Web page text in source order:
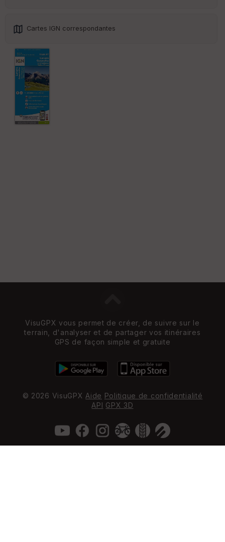
Cartes IGN correspondantes
VisuGPX vous permet de créer, de suivre sur le
terrain, d'analyser et de partager vos itinéraires
GPS de façon simple et gratuite
© 2026 VisuGPX Aide Politique de confidentialité
API GPX 3D